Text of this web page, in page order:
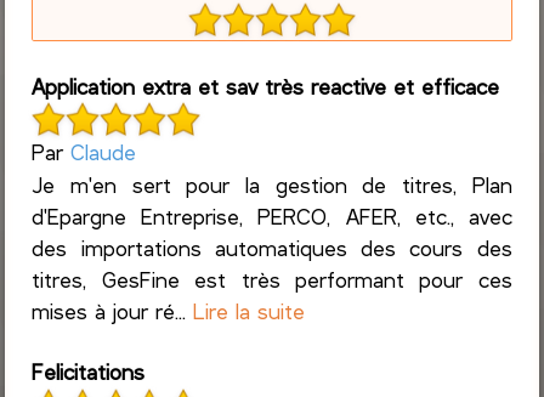
Application extra et sav très reactive et efficace
ParClaude
Je m'en sert pour la gestion de titres, Plan
d'Epargne Entreprise, PERCO, AFER, etc., avec
des importations automatiques des cours des
titres, GesFine est très performant pour ces
mises à jour ré...Lire la suite
Felicitations